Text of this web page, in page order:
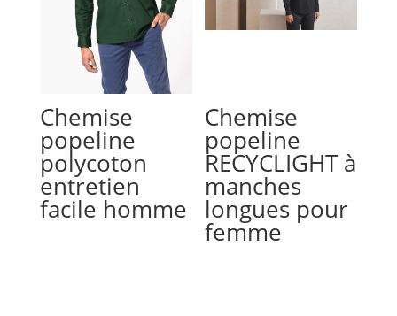
Chemise
popeline
polycoton
entretien
facile homme
Chemise
popeline
RECYCLIGHT à
manches
longues pour
femme